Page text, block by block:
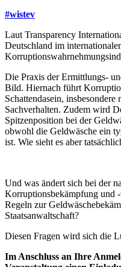
#wistev
Laut Transparency
Deutschland im
Die Praxis der Ermittlungs-
Bild. Hiernach führt
Schattendasein,
Sachverhalten. Zudem wird
Spitzenposition bei der
obwohl die Geldwäsche ein
ist. Wie sieht es aber
Und was ändert sich bei der
Korruptionsbekämpfung und
Regeln zur
Staatsanwaltschaft?
Diesen Fragen wird sich die
Im Anschluss an Ihre